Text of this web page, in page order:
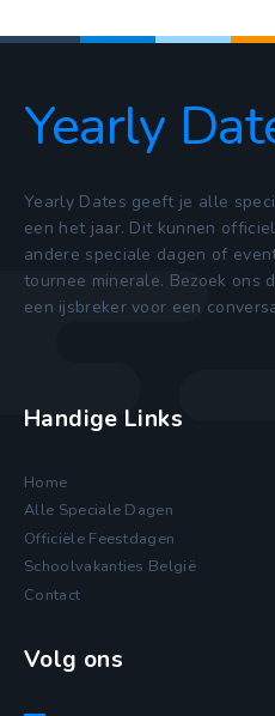
Yearly
Yearly Dates geeft je alle
een het jaar. Dit kunnen
andere speciale dagen of
tournee minerale. Bezoek ons
een ijsbreker voor een
Handige Links
Home
Alle Speciale Dagen
Officiële Feestdagen
Schoolvakanties België
Contact
Volg ons